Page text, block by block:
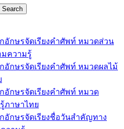
อักษรจัดเรียงคำศัพท์ หมวดส่วน
มความรู้
อักษรจัดเรียงคำศัพท์ หมวดผลไม้
อักษรจัดเรียงคำศัพท์ หมวด
ภาษาไทย
อักษรจัดเรียงชื่อวันสำคัญทาง